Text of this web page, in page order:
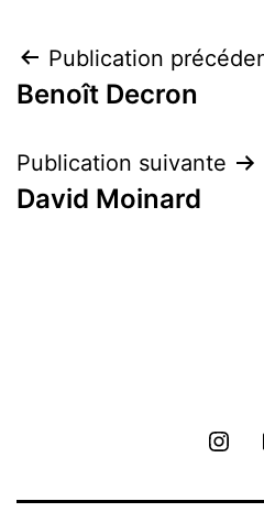
Navigation
de
l’article
Publication
Benoît Decron
Publication suivante
David Moinard